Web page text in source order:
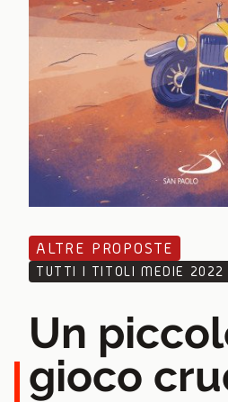
ALTRE PROPOSTE
TUTTI I TITOLI MEDIE
Un
gioco